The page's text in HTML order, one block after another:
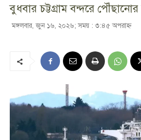
বুধবার চট্টগ্রাম বন্দরে
মঙ্গলবার, জুন ১৬, ২০২৬; সময় : ৩:৪৫ অপরাহ্ণ